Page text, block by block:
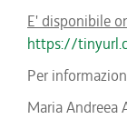
E' disponibile
https://
Per
Maria Andreea